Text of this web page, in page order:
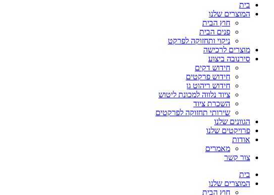
בית
המוצרים שלנו
חוץ הבית
פנים הבית
ניקוי ותחזוקה לפרקט
מוצרים לרכישה
סירנובה ביצוע
חידוש דקים
חידוש פרקטים
חידוש ריהוט גן
ציוד נלווה למכונת ליטוש
השכרת ציוד
שירותי תחזוקה לפרקטים
הגוונים שלנו
פרויקטים שלנו
אודות
מאמרים
צור קשר
בית
המוצרים שלנו
חוץ הבית